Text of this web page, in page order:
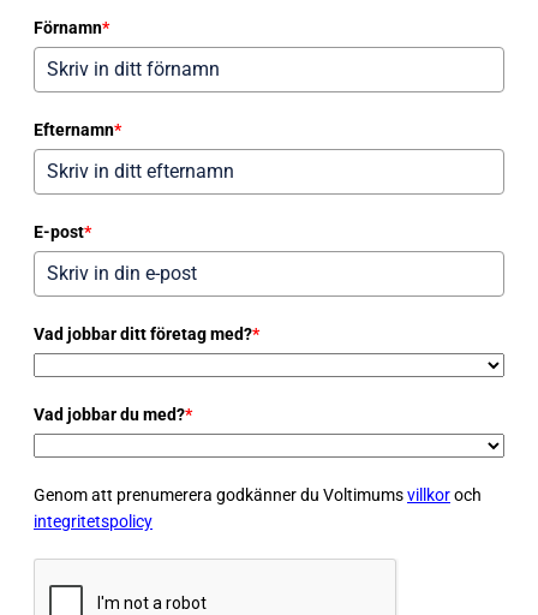
Förnamn*
Efternamn*
E-post*
Vad jobbar ditt företag med?*
Vad jobbar du med?*
Genom att prenumerera godkänner du Voltimumsvillkoroch
integritetspolicy